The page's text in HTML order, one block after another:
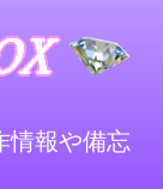
情報や備忘